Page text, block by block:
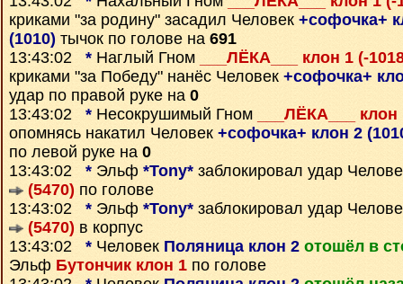
криками "за родину" засадил Человек +софочка+
(1010) тычок по голове на 691
13:43:02 * Наглый Гном
___ЛЁКА___ клон 1 (-
криками "за Победу" нанёс Человек +софочка+
удар по правой руке на 0
13:43:02 * Несокрушимый Гном
___ЛЁКА___
опомнясь накатил Человек +софочка+ клон 2
по левой руке на 0
13:43:02 * Эльф *Tony* заблокировал удар
(5470) по голове
13:43:02 * Эльф *Tony* заблокировал удар
(5470) в корпус
13:43:02 * Человек Поляница клон 2 отошёл в
Эльф Бутончик клон 1 по голове